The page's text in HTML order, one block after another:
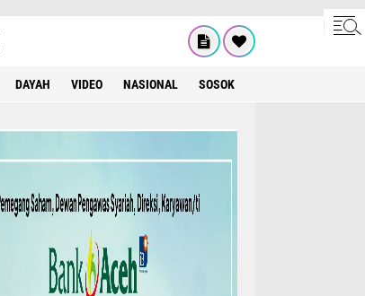
DAYAH VIDEO NASIONAL SOSOK